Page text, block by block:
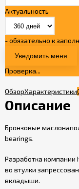
Актуальность
- обязательно к
Проверка...
ОбзорХарактеристики
Описание
Бронзовые
bearings.
Разработка
во втулки
вкладыши.